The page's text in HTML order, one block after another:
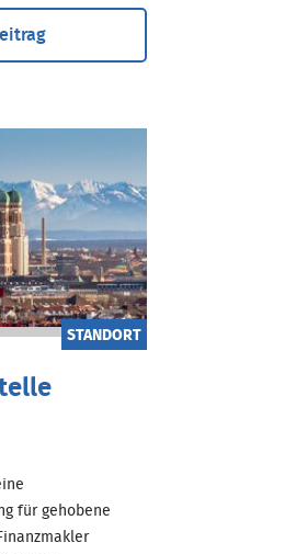
STANDORT
für gehobene